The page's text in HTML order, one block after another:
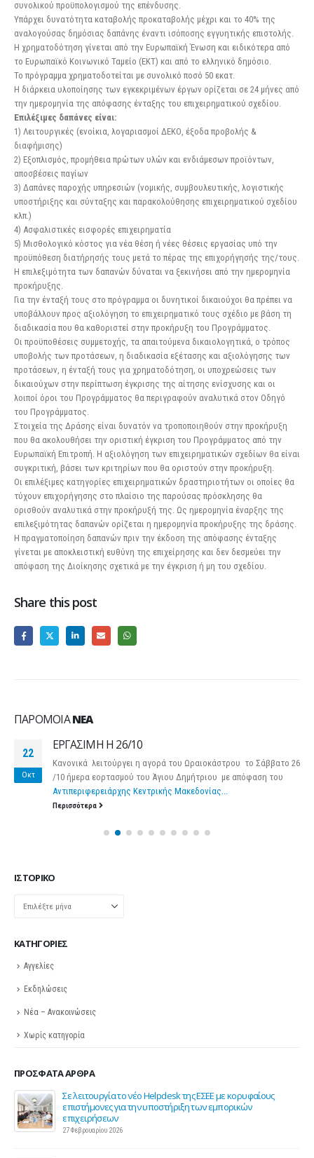
συνολικού προϋπολογισμού της επένδυσης.
Υπάρχει δυνατότητα καταβολής προκαταβολής μέχρι και το 40% της
αναλογούσας δημόσιας δαπάνης έναντι ισόποσης εγγυητικής επιστολής.
Η χρηματοδότηση γίνεται από την Ευρωπαϊκή Ένωση και ειδικότερα από
το Ευρωπαϊκό Κοινωνικό Ταμείο (ΕΚΤ) και από το ελληνικό δημόσιο.
Το πρόγραμμα χρηματοδοτείται με συνολικό ποσό 50 εκατ.
Η διάρκεια υλοποίησης των εγκεκριμένων έργων ορίζεται σε 24 μήνες από
την ημερομηνία της απόφασης ένταξης του επιχειρηματικού σχεδίου.
Επιλέξιμες δαπάνες είναι:
1) Λειτουργικές (ενοίκια, λογαριασμοί ΔΕΚΟ, έξοδα προβολής &
διαφήμισης)
2) Εξοπλισμός, προμήθεια πρώτων υλών και ενδιάμεσων προϊόντων,
αποσβέσεις παγίων
3) Δαπάνες παροχής υπηρεσιών (νομικής, συμβουλευτικής, λογιστικής
υποστήριξης και σύνταξης και παρακολούθησης επιχειρηματικού σχεδίου
κλπ.)
4) Ασφαλιστικές εισφορές επιχειρηματία
5) Μισθολογικό κόστος για νέα θέση ή νέες θέσεις εργασίας υπό την
προϋπόθεση διατήρησής τους μετά το πέρας της επιχορήγησής της/τους.
Η επιλεξιμότητα των δαπανών δύναται να ξεκινήσει από την ημερομηνία
προκήρυξης.
Για την ένταξή τους στο πρόγραμμα οι δυνητικοί δικαιούχοι θα πρέπει να
υποβάλλουν προς αξιολόγηση το επιχειρηματικό τους σχέδιο με βάση τη
διαδικασία που θα καθοριστεί στην προκήρυξη του Προγράμματος.
Οι προϋποθέσεις συμμετοχής, τα απαιτούμενα δικαιολογητικά, ο τρόπος
υποβολής των προτάσεων, η διαδικασία εξέτασης και αξιολόγησης των
προτάσεων, η ένταξή τους για χρηματοδότηση, οι υποχρεώσεις των
δικαιούχων στην περίπτωση έγκρισης της αίτησης ενίσχυσης και οι
λοιποί όροι του Προγράμματος θα περιγραφούν αναλυτικά στον Οδηγό
του Προγράμματος.
Στοιχεία της Δράσης είναι δυνατόν να τροποποιηθούν στην προκήρυξη
που θα ακολουθήσει την οριστική έγκριση του Προγράμματος από την
Ευρωπαϊκή Επιτροπή. Η αξιολόγηση των επιχειρηματικών σχεδίων θα είναι
συγκριτική, βάσει των κριτηρίων που θα οριστούν στην προκήρυξη.
Οι επιλέξιμες κατηγορίες επιχειρηματικών δραστηριοτήτων οι οποίες θα
τύχουν επιχορήγησης στο πλαίσιο της παρούσας πρόσκλησης θα
ορισθούν αναλυτικά στην προκήρυξή της. Ως ημερομηνία έναρξης της
επιλεξιμότητας δαπανών ορίζεται η ημερομηνία προκήρυξης της δράσης.
Η πραγματοποίηση δαπανών πριν την έκδοση της απόφασης ένταξης
γίνεται με αποκλειστική ευθύνη της επιχείρησης και δεν δεσμεύει την
απόφαση της Διοίκησης σχετικά με την έγκριση ή μη του σχεδίου.
Share this post
ΠΑΡΌΜΟΙΑΝΈΑ
22
Οκτ
ΕΡΓΑΣΙΜΗ Η 26/10
Κανονικά λειτούργει η αγορά του Ωραιοκάστρου το Σάββατο 26
/10 ήμερα εορτασμού του Άγιου Δημήτριου με απόφαση του
Αντιπεριφερειάρχης Κεντρικής Μακεδονίας...
Περισσότερα
ΙΣΤΟΡΙΚΌ
KΑΤΗΓΟΡΊΕΣ
Αγγελίες
Εκδηλώσεις
Νέα – Ανακοινώσεις
Χωρίς κατηγορία
ΠΡΌΣΦΑΤΑ ΆΡΘΡΑ
Σε λειτουργία το νέο Helpdesk της ΕΣΕΕ με κορυφαίους
επιστήμονες για την υποστήριξη των εμπορικών
επιχειρήσεων
27 Φεβρουαρίου 2026